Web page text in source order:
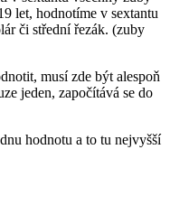
let, hodnotíme v sextantu
či střední řezák. (zuby
musí zde být alespoň
jeden, započítává se do
hodnotu a to tu nejvyšší